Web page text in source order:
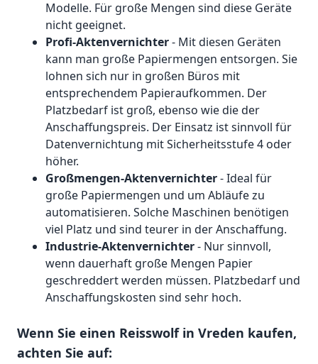
Modelle. Für große Mengen sind diese Geräte
nicht geeignet.
Profi-Aktenvernichter- Mit diesen Geräten
kann man große Papiermengen entsorgen. Sie
lohnen sich nur in großen Büros mit
entsprechendem Papieraufkommen. Der
Platzbedarf ist groß, ebenso wie die der
Anschaffungspreis. Der Einsatz ist sinnvoll für
Datenvernichtung mit Sicherheitsstufe 4 oder
höher.
Großmengen-Aktenvernichter- Ideal für
große Papiermengen und um Abläufe zu
automatisieren. Solche Maschinen benötigen
viel Platz und sind teurer in der Anschaffung.
Industrie-Aktenvernichter- Nur sinnvoll,
wenn dauerhaft große Mengen Papier
geschreddert werden müssen. Platzbedarf und
Anschaffungskosten sind sehr hoch.
Wenn Sie einen Reisswolf in Vreden kaufen,
achten Sie auf: